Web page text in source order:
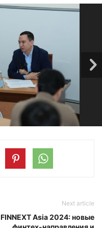
Next article
FINNEXT Asia 2024: новые